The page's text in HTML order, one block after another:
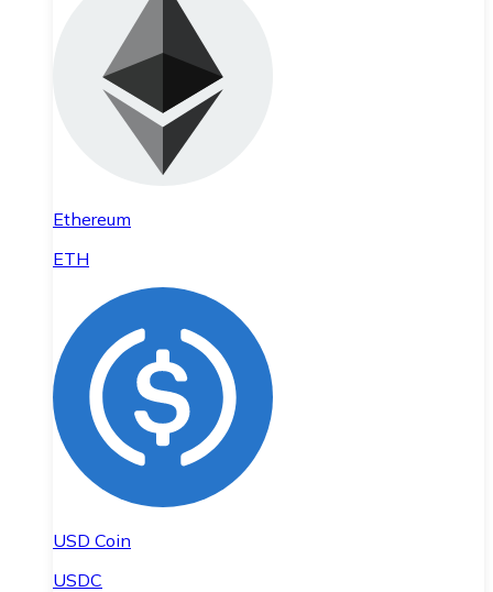
Ethereum
ETH
USD Coin
USDC